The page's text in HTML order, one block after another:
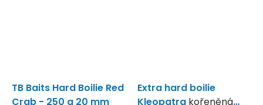
TB Baits Hard Boilie Red
Crab - 250 g 20 mm
Extra hard boilie
Kleopatra kořeněná